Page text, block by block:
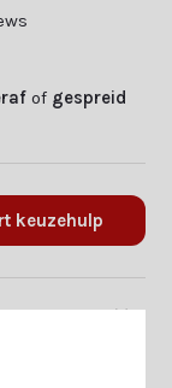
of gespreid
keuzehulp